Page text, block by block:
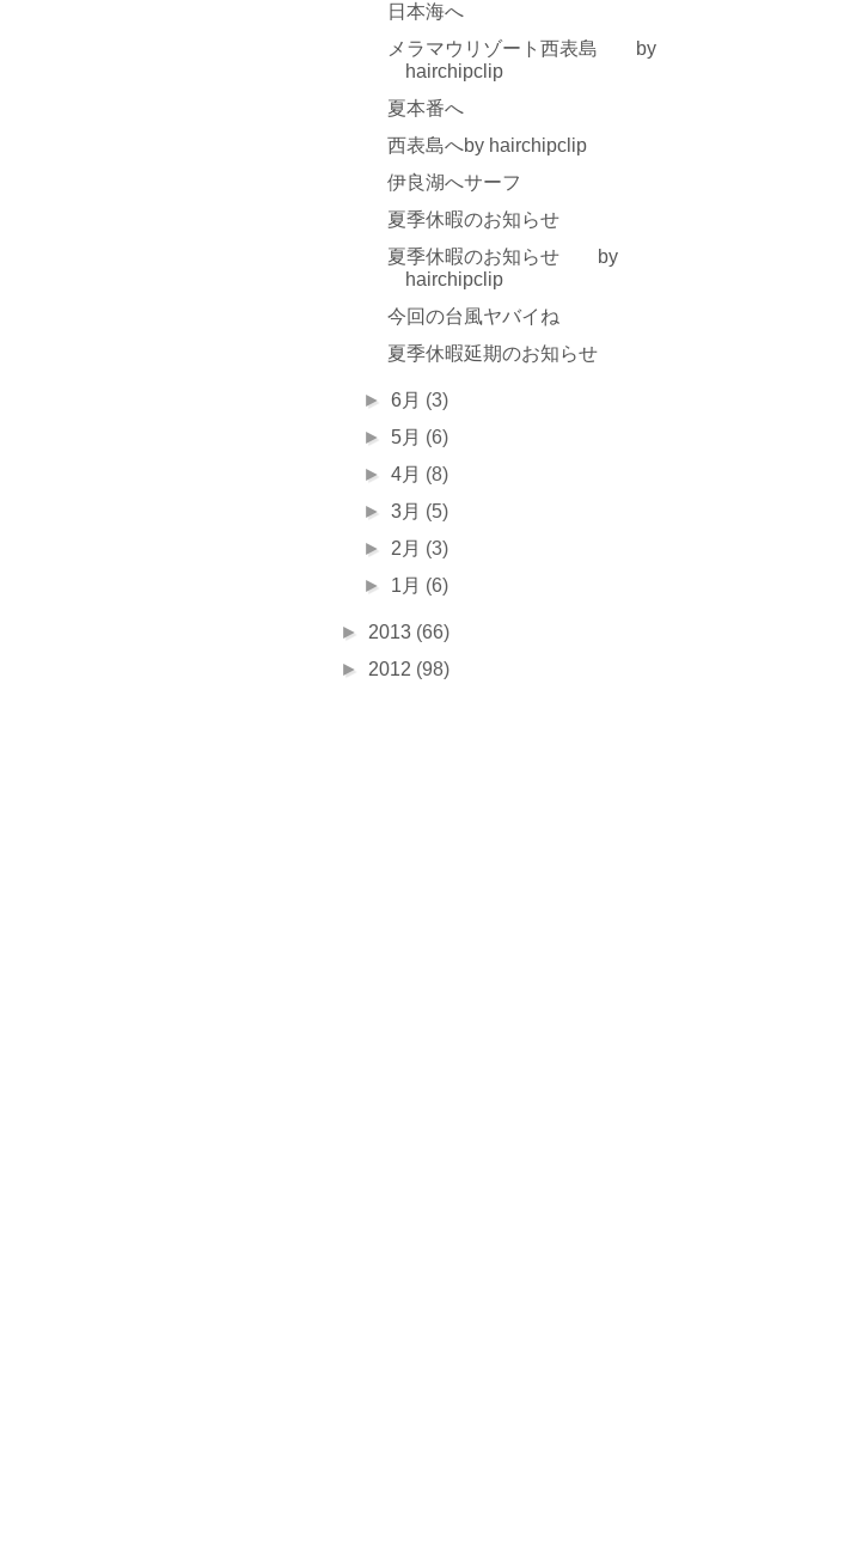
日本海へ
メラマウリゾート西表島 by
hairchipclip
夏本番へ
西表島へby hairchipclip
伊良湖へサーフ
夏季休暇のお知らせ
夏季休暇のお知らせ by
hairchipclip
今回の台風ヤバイね
夏季休暇延期のお知らせ
►6月 (3)
► 5月 (6)
►4月 (8)
►3月 (5)
► 2月 (3)
► 1月 (6)
► 2013 (66)
► 2012 (98)